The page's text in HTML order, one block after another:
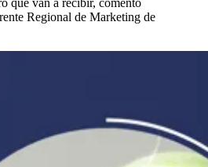
Regional de Marketing de